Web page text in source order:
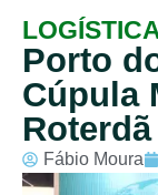
Porto
Cúpula
Roterdã
Fábio Moura